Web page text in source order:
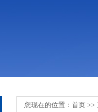
您现在的位置： 首页 >>